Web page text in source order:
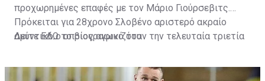
προχωρημένες επαφές με τον Μάριο Γιούρσεβιτς.
Πρόκειται για 28χρονο Σλοβένο αριστερό ακραίο
αμυντικό ο οποίος αγωνιζόταν την τελευταία τριετία
ΔείτεΕΔΩτο βιογραφικό του